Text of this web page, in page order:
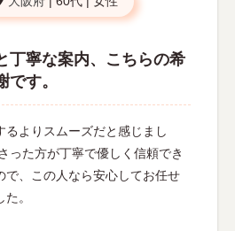
丁寧な案内、こちらの希
す。
るよりスムーズだと感じまし
った方が丁寧で優しく信頼でき
で、この人なら安心してお任せ
。